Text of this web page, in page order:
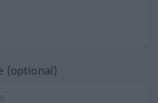
(optional)